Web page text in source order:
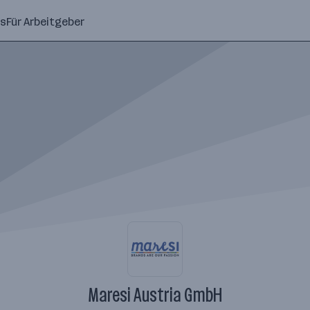
Für Arbeitgeber
Maresi Austria GmbH